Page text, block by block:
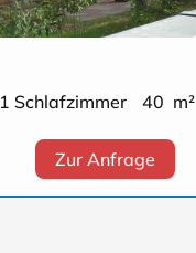
1 Schlafzimmer 40 m²
Zur Anfrage